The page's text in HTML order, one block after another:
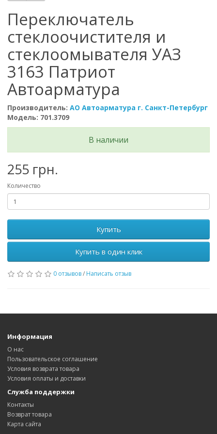
Переключатель
стеклоочистителя и
стеклоомывателя УАЗ
3163 Патриот
Автоарматура
Производитель: АО Автоарматура г. Санкт-Петербург
Модель: 701.3709
В наличии
255 грн.
Количество
Купить
Купить в один клик
0 отзывов/ Написать отзыв
Информация
О нас
Пользовательское соглашение
Условия возврата товара
Условия оплаты и доставки
Служба поддержки
Контакты
Возврат товара
Карта сайта